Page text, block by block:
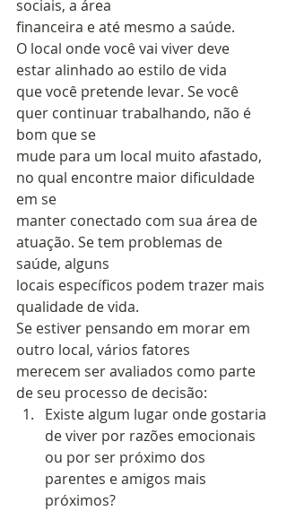
sociais, a área
financeira e até mesmo a saúde.
O local onde você vai viver deve
estar alinhado ao estilo de vida
que você pretende levar. Se você
quer continuar trabalhando, não é
bom que se
mude para um local muito afastado,
no qual encontre maior dificuldade
em se
manter conectado com sua área de
atuação. Se tem problemas de
saúde, alguns
locais específicos podem trazer mais
qualidade de vida.
Se estiver pensando em morar em
outro local, vários fatores
merecem ser avaliados como parte
de seu processo de decisão:
Existe algum lugar onde gostaria
de viver por razões emocionais
ou por ser próximo dos
parentes e amigos mais
próximos?